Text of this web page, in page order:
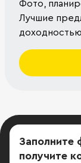
Фото,
Лучшие
доходностью
Заполните
получите